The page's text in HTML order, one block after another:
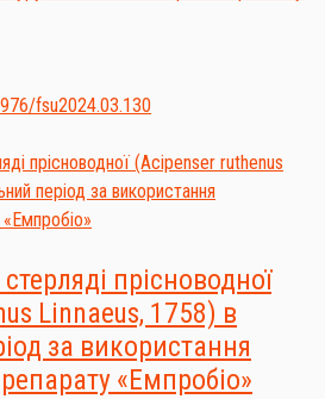
fsu2024.03.130
прісноводної
Linnaeus, 1758) в
за використання
«Емпробіо»